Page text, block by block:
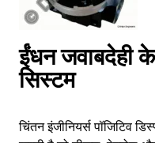
ईंधन जवाबदेही
सिस्टम
चिंतन इंजीनियर्स पॉजिटिव